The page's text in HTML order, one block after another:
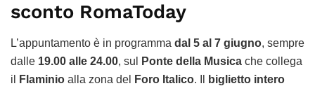
sconto RomaToday
L’appuntamento è in programma dal 5 al 7 giugno, sempre
dalle 19.00 alle 24.00, sul Ponte della Musica che collega
il
Flaminio alla zona del Foro Italico. Il
biglietto intero